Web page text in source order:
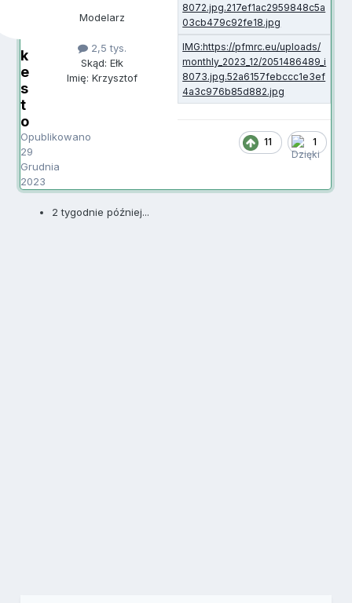
k
e
s
t
o
Opublikowano
29
Grudnia
2023
Modelarz
2,5 tys.
Skąd: Ełk
Imię: Krzysztof
11 1
2 tygodnie później...